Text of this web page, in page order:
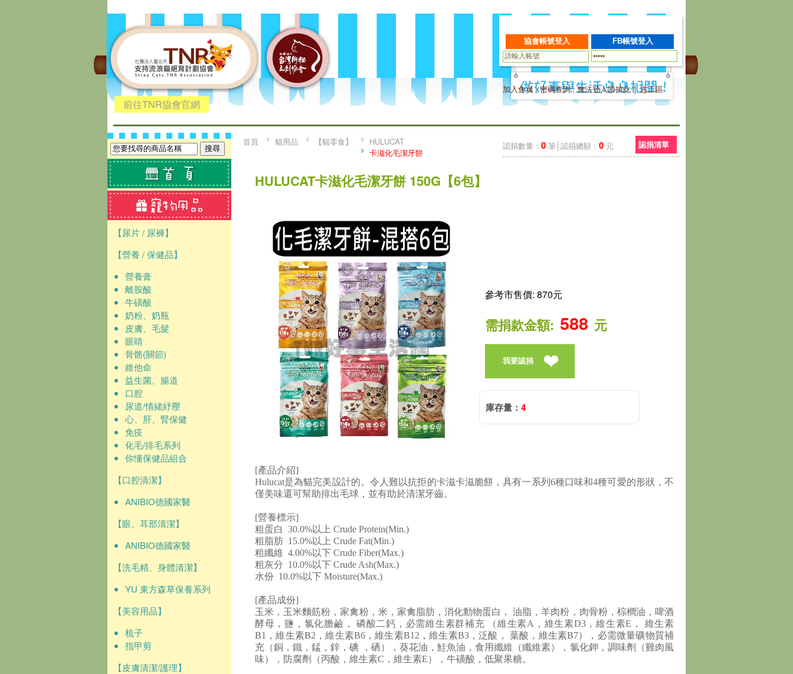
前往TNR協會官網
加入會員|密碼查詢|無法登入請按此│志工區
【尿片 / 尿褲】
【營養 / 保健品】
營養膏
離胺酸
牛磺酸
奶粉、奶瓶
皮膚、毛髮
眼睛
骨骼(關節)
維他命
益生菌、腸道
口腔
尿道/情緒紓壓
心、肝、腎保健
免疫
化毛/排毛系列
你懂保健品組合
【口腔清潔】
ANIBIO德國家醫
【眼、耳部清潔】
ANIBIO德國家醫
【洗毛精、身體清潔】
YU 東方森草保養系列
【美容用品】
梳子
指甲剪
【皮膚清潔/護理】
認捐數量： 0 筆│認捐總額： 0 元 認捐清單
首頁 貓用品 【貓零食】
HULUCAT
卡滋化毛潔牙餅
HULUCAT卡滋化毛潔牙餅 150G【6包】
參考市售價: 870元
需捐款金額: 588 元
我要認捐
庫存量： 4
[產品介紹]
Hulucat是為貓完美設計的。令人難以抗拒的卡滋卡滋脆餅，具有一系列6種口味和4種可愛的形狀，不
僅美味還可幫助排出毛球，並有助於清潔牙齒。
[營養標示]
粗蛋白 30.0%以上 Crude Protein(Min.)
粗脂肪 15.0%以上 Crude Fat(Min.)
粗纖維 4.00%以下 Crude Fiber(Max.)
粗灰分 10.0%以下 Crude Ash(Max.)
水份 10.0%以下 Moisture(Max.)
[產品成份]
玉米，玉米麵筋粉，家禽粉，米，家禽脂肪，消化動物蛋白， 油脂，羊肉粉，肉骨粉，棕櫚油，啤酒
酵母，鹽，氯化膽鹼， 磷酸二鈣，必需維生素群補充 （維生素A，維生素D3，維生素E， 維生素
B1，維生素B2，維生素B6，維生素B12，維生素B3，泛酸， 葉酸，維生素B7），必需微量礦物質補
充（銅，鐵，錳，鋅，碘 ，硒），葵花油，鮭魚油，食用纖維（纖維素），氯化鉀，調味劑（雞肉風
味），防腐劑（丙酸，維生素C，維生素E），牛磺酸，低聚果糖。